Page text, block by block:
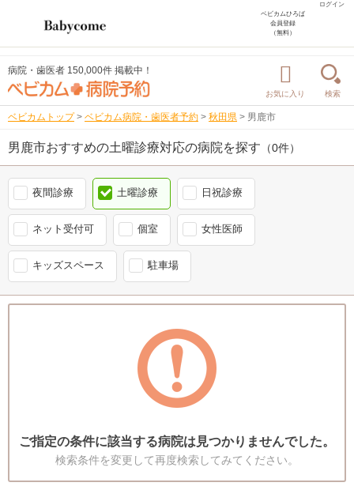
ログイン
ベビカムひろば
会員登録
（無料）
病院・歯医者 150,000件 掲載中！
お気に入り 検索
ベビカムトップ > ベビカム病院・歯医者予約 > 秋田県 > 男鹿市
男鹿市おすすめの土曜診療対応の病院を探す （0件）
夜間診療 土曜診療 日祝診療
ネット受付可 個室 女性医師
キッズスペース 駐車場
ご指定の条件に該当する病院は見つかりませんでした。
検索条件を変更して再度検索してみてください。